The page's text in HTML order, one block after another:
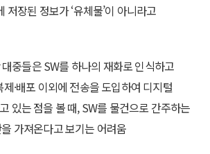
저장된 정보가 ‘유체물’이 아니라고
중들은 SW를 하나의 재화로 인식하고
·배포 이외에 전송을 도입하여 디지털
있는 점을 볼 때, SW를 물건으로 간주하는
가져온다고 보기는 어려움